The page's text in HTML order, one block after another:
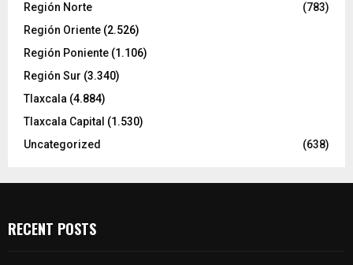
Región Norte
(783)
Región Oriente (2.526)
Región Poniente (1.106)
Región Sur (3.340)
Tlaxcala (4.884)
Tlaxcala Capital (1.530)
Uncategorized
(638)
RECENT POSTS